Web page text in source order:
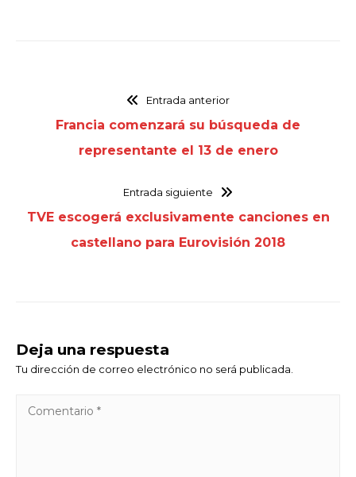
Entrada anterior
Francia comenzará su búsqueda de
representante el 13 de enero
Entrada siguiente
TVE escogerá exclusivamente canciones en
castellano para Eurovisión 2018
Deja una respuesta
Tu dirección de correo electrónico no será publicada.